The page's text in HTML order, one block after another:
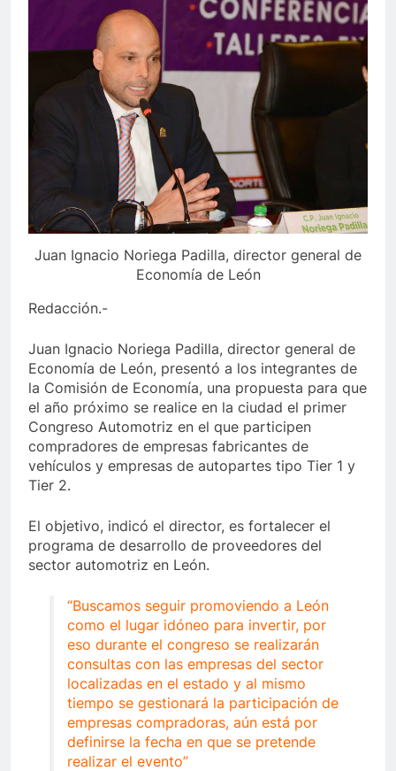
Juan Ignacio Noriega Padilla, director general de
Economía de León
Redacción.-
Juan Ignacio Noriega Padilla, director general de
Economía de León, presentó a los integrantes de
la Comisión de Economía, una propuesta para que
el año próximo se realice en la ciudad el primer
Congreso Automotriz en el que participen
compradores de empresas fabricantes de
vehículos y empresas de autopartes tipo Tier 1 y
Tier 2.
El objetivo, indicó el director, es fortalecer el
programa de desarrollo de proveedores del
sector automotriz en León.
“Buscamos seguir promoviendo a León
como el lugar idóneo para invertir, por
eso durante el congreso se realizarán
consultas con las empresas del sector
localizadas en el estado y al mismo
tiempo se gestionará la participación de
empresas compradoras, aún está por
definirse la fecha en que se pretende
realizar el evento”